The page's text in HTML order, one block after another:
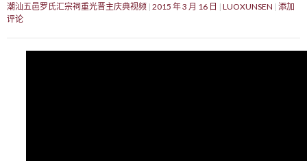
潮汕五邑罗氏汇宗祠重光晋主庆典视频 2015 年 3 月 16 日 LUOXUNSEN 添加
评论